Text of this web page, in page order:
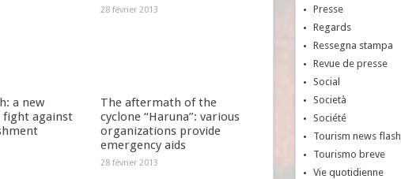
28 février 2013
a new
against
The aftermath of the
cyclone “Haruna”: various
organizations provide
emergency aids
28 février 2013
Presse
Regards
Ressegna stampa
Revue de presse
Social
Società
Société
Tourism news flash
Tourismo breve
Vie quotidienne